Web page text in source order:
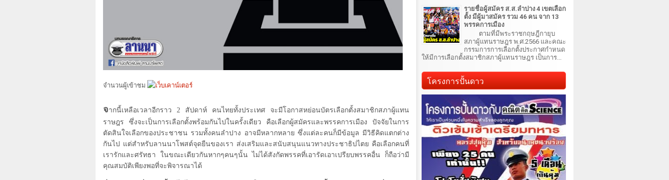
จำนวนผู้เข้าชม
จากนี้เหลือเวลาอีกราว 2 สัปดาห์ คนไทยทั้งประเทศ จะมีโอกาสหย่อนบัตรเลือกตั้งสมาชิกสภาผู้แทน
ราษฎร ซึ่งจะเป็นการเลือกตั้งพร้อมกันไปในครั้งเดียว คือเลือกผู้สมัครและพรรคการเมือง ปัจจัยในการ
ตัดสินใจเลือกของประชาชน รวมทั้งคนลำปาง อาจมีหลากหลาย ซึ่งแต่ละคนก็มีข้อมูล มีวิธีคิดแตกต่าง
กันไป แต่สำหรับลานนาโพสต์จุดยืนของเรา ส่งเสริมและสนับสนุนแนวทางประชาธิปไตย คือเลือกคนที่
เรารักและศรัทธา ในขณะเดียวกันหากๆคนๆนั้น ไม่ได้สังกัดพรรคที่เอารัดเอาเปรียบพรรคอื่น ก็ถือว่ามี
คุณสมบัติเพียงพอที่จะพิจารณาได้
รายชื่อผู้สมัคร ส.ส.ลำปาง 4 เขตเลือก
ตั้ง มีผู้มาสมัคร รวม 46 คน จาก 13
พรรคการเมือง
ตามที่มีพระราชกฤษฎีกายุบ
สภาผู้แทนราษฎร พ.ศ.2566 และคณะ
กรรมการการเลือกตั้งประกาศกำหนด
ให้มีการเลือกตั้งสมาชิกสภาผู้แทนราษฎร เป็นการ...
โครงการปั้นดาว